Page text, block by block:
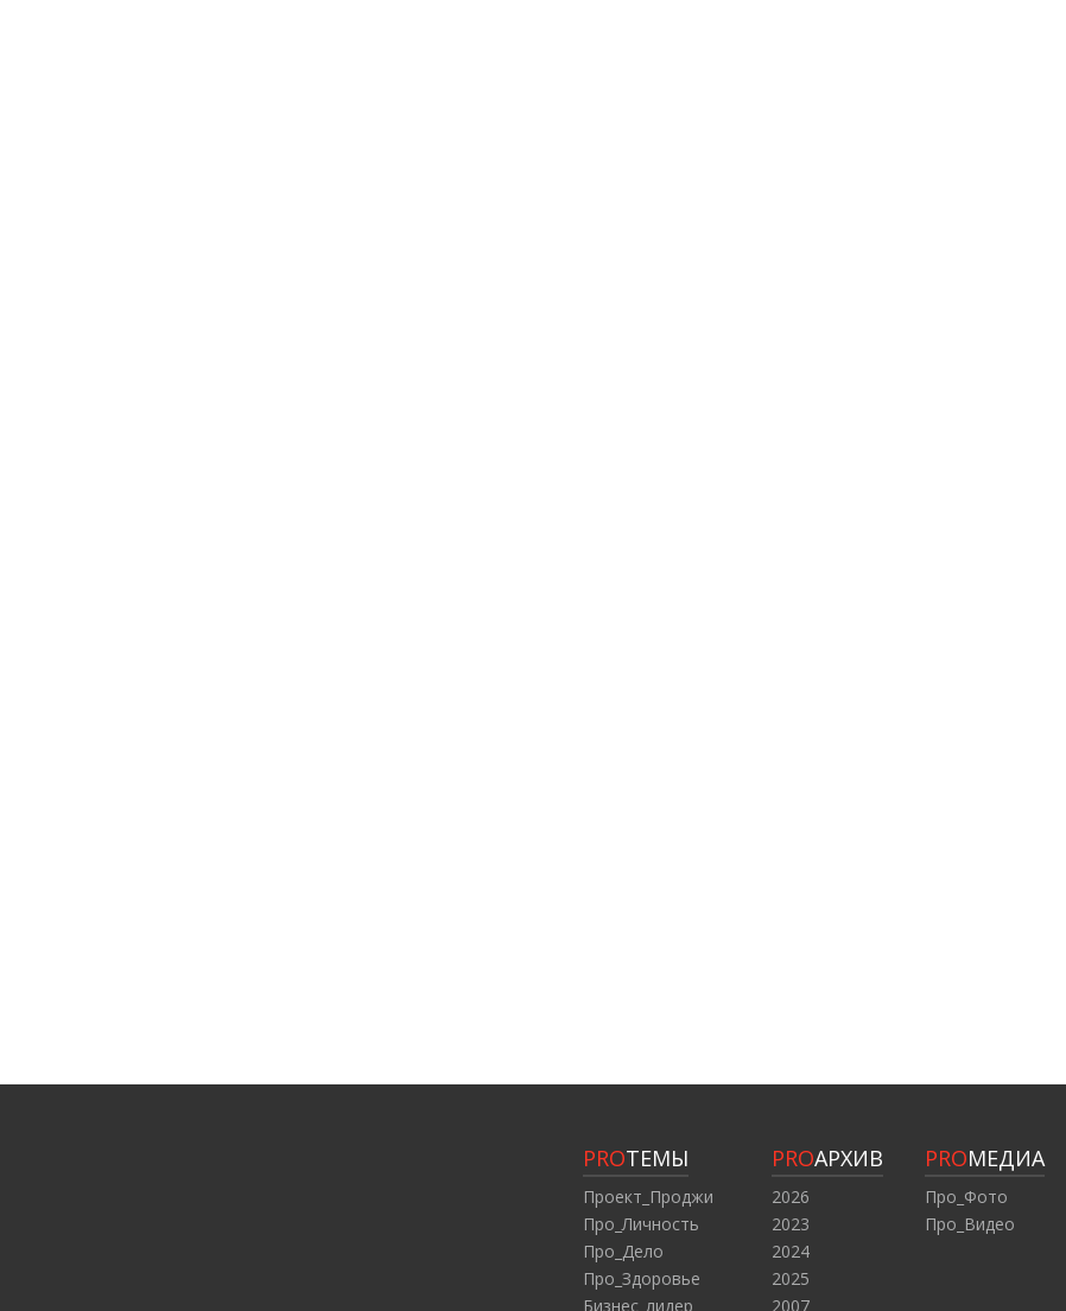
PROТЕМЫ
Проект_Проджи
Про_Личность
Про_Дело
Про_Здоровье
Бизнес_лидер
PROАРХИВ
2026
2023
2024
2025
2007
PROМЕДИА
Про_Фото
Про_Видео